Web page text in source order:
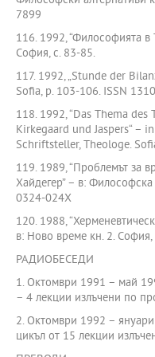
7899
116. 1992, “Философията
София, с. 83-85.
117. 1992, „Stunde der
Sofia, p. 103-106. ISSN
118. 1992, “Das Thema
Kirkegaard und Jaspers“ –
Schriftsteller, Theologe.
119. 1989, “Проблемът за
Хайдегер” – в:
0324-024X
120. 1988,
в: Ново време кн. 2.
РАДИОБЕСЕДИ
1. Октомври 1991 – май
– 4 лекции излъчени по
2. Октомври 1992 –
цикъл от 15 лекции